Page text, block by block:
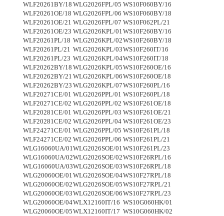
WLF20261BY/18 WLG2026FPL/05 WS10F060BY/16
WLF20261OE/18 WLG2026FPL/06 WS10F060BY/18
WLF20261OE/21 WLG2026FPL/07 WS10F062PL/21
WLF20261OE/23 WLG2026KPL/01WS10F260BY/16
WLF20261PL/18 WLG2026KPL/02WS10F260BY/18
WLF20261PL/21 WLG2026KPL/03WS10F260IT/16
WLF20261PL/23 WLG2026KPL/04WS10F260IT/18
WLF20262BY/18 WLG2026KPL/05WS10F260OE/16
WLF20262BY/21 WLG2026KPL/06WS10F260OE/18
WLF20262BY/23 WLG2026KPL/07WS10F260PL/16
WLF20271CE/01 WLG2026PPL/01 WS10F260PL/18
WLF20271CE/02 WLG2026PPL/02 WS10F261OE/18
WLF20281CE/01 WLG2026PPL/03 WS10F261OE/21
WLF20281CE/02 WLG2026PPL/04 WS10F261OE/23
WLF24271CE/01 WLG2026PPL/05 WS10F261PL/18
WLF24271CE/02 WLG2026PPL/06 WS10F261PL/21
WLG16060UA/01WLG2026SOE/01WS10F261PL/23
WLG16060UA/02WLG2026SOE/02WS10F26RPL/16
WLG16060UA/03WLG2026SOE/03WS10F26RPL/18
WLG20060OE/01WLG2026SOE/04WS10F27RPL/18
WLG20060OE/02WLG2026SOE/05WS10F27RPL/21
WLG20060OE/03WLG2026SOE/06WS10F27RPL/23
WLG20060OE/04WLX12160IT/16 WS10G060HK/01
WLG20060OE/05WLX12160IT/17 WS10G060HK/02